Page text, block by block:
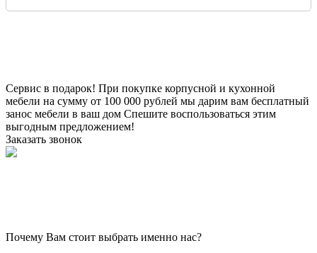
Сервис в подарок! При покупке корпусной и кухонной
мебели на сумму от 100 000 рублей мы дарим вам бесплатный
занос мебели в ваш дом Спешите воспользоваться этим
выгодным предложением!
Заказать звонок
Почему Вам стоит выбрать именно нас?